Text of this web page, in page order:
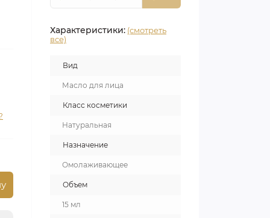
Характеристики: (смотреть
все)
Вид
Масло для лица
Класс косметики
Натуральная
Назначение
Омолаживающее
Объем
15 мл